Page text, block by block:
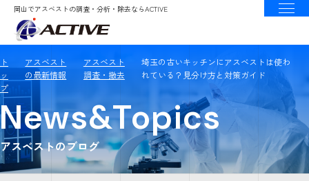
岡山でアスベストの調査・分析・除去ならACTIVE
ト
ッ
プ
アスベスト
の最新情報
アスベスト
調査・撤去
埼玉の古いキッチンにアスベストは使わ
れている？見分け方と対策ガイド
News&Topics
アスベストのブログ